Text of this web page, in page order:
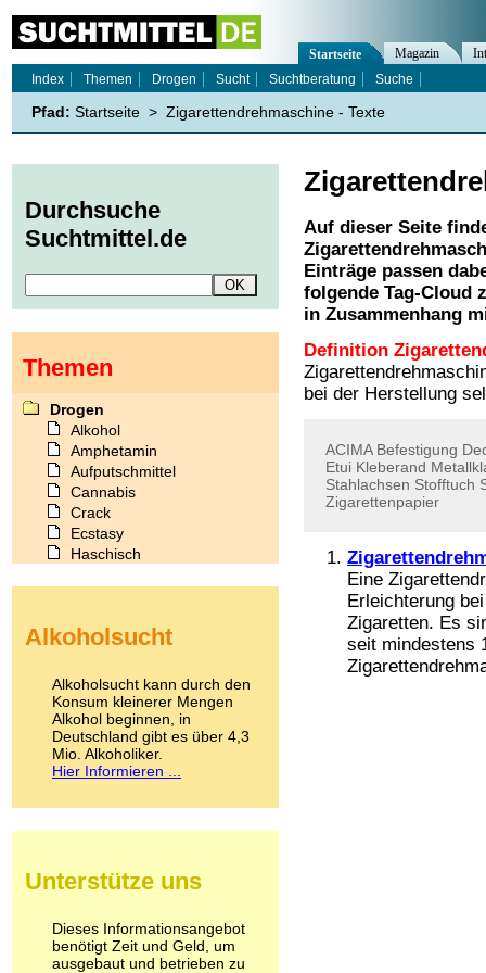
Auf dieser Seite
Einträge passen
folgende Tag-Cloud
in Zusammenhang
Definition
bei der Herstellung
ACIMA Befestigung
Etui Kleberand
Stahlachsen Stofftuch
Zigarettenpapier
Eine
Erleichterung
Zigaretten. Es
seit mindestens
Startseite Magazin
Index
Themen Drogen Sucht Suchtberatung Suche
Pfad: Startseite > Zigarettendrehmaschine - Texte
Durchsuche
Suchtmittel.de
Themen
Drogen
Alkohol
Amphetamin
Aufputschmittel
Cannabis
Crack
Ecstasy
Haschisch
Kokain
LSD
Marihuana
Medikamente
Meskalin
Metamphetamin
Methadon
Pilze
Psychopharmaka
Schlafmittel
Schmerzmittel
Alkoholsucht
Alkoholsucht kann durch den
Konsum kleinerer Mengen
Alkohol beginnen, in
Deutschland gibt es über 4,3
Mio. Alkoholiker.
Hier Informieren ...
Unterstütze uns
Dieses Informationsangebot
benötigt Zeit und Geld, um
ausgebaut und betrieben zu